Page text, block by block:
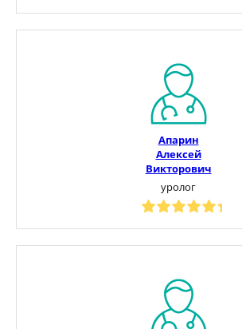
Апарин
Алексей
Викторович
уролог